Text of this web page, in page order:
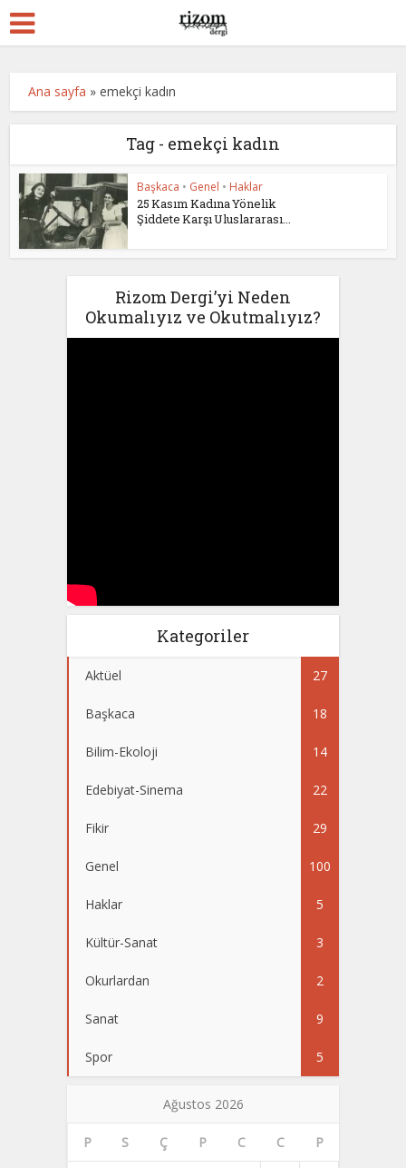
Ana sayfa »emekçi kadın
Tag - emekçi kadın
Başkaca • Genel • Haklar
25 Kasım Kadına Yönelik
Şiddete Karşı Uluslararası...
Rizom Dergi’yi Neden
Okumalıyız ve Okutmalıyız?
Kategoriler
Aktüel 27
Başkaca 18
Bilim-Ekoloji 14
Edebiyat-Sinema 22
Fikir 29
Genel 100
Haklar 5
Kültür-Sanat 3
Okurlardan 2
Sanat 9
Spor 5
Ağustos 2026
P S Ç P C C P